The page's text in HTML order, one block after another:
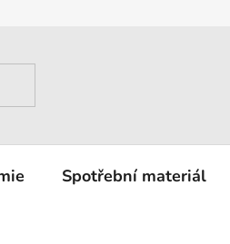
Spotřební materiál